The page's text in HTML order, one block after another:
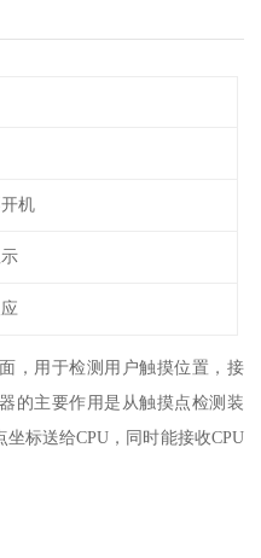
机
，用于检测用户触摸位置，接
的主要作用是从触摸点检测装
标送给CPU，同时能接收CPU